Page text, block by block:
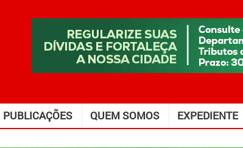
PUBLICAÇÕES QUEM SOMOS EXPEDIENTE